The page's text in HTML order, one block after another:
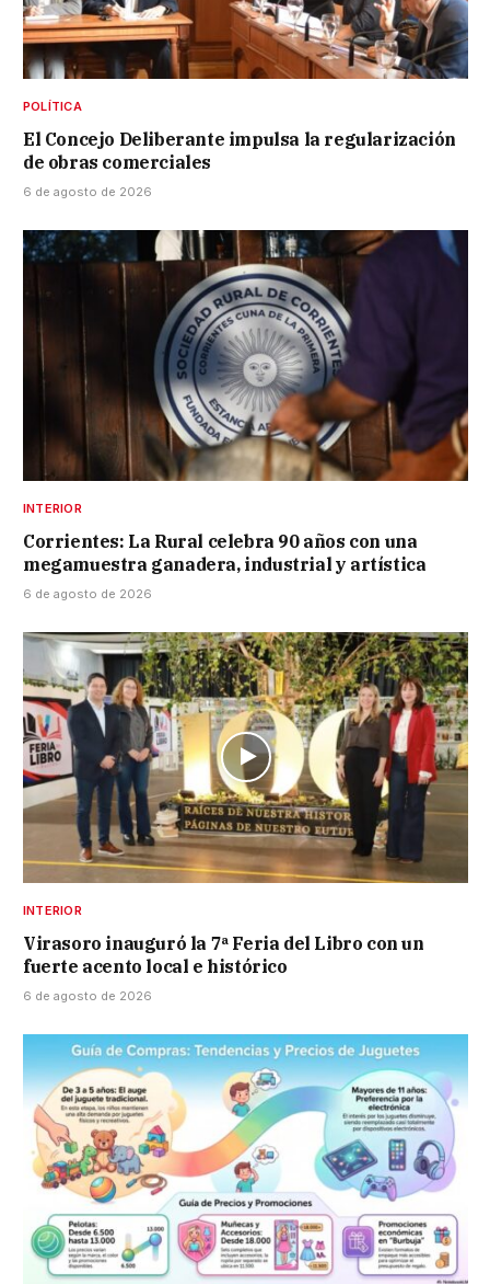
POLÍTICA
El Concejo Deliberante impulsa la regularización
de obras comerciales
6 de agosto de 2026
INTERIOR
Corrientes: La Rural celebra 90 años con una
megamuestra ganadera, industrial y artística
6 de agosto de 2026
INTERIOR
Virasoro inauguró la 7ª Feria del Libro con un
fuerte acento local e histórico
6 de agosto de 2026